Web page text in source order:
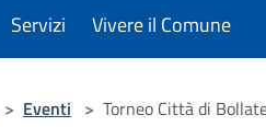
Servizi Vivere il Comune
> Eventi > Torneo Città di